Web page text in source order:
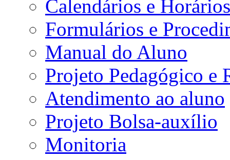
Calendários e Horários
Formulários e
Manual do Aluno
Projeto Pedagógico e
Atendimento ao aluno
Projeto Bolsa-auxílio
Monitoria